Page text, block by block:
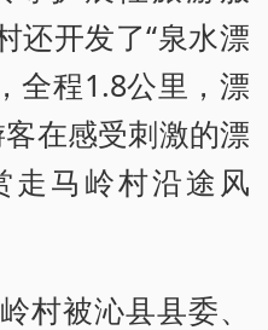
还开发了“泉水漂
全程1.8公里，漂
在感受刺激的漂
走马岭村沿途风
村被沁县县委、